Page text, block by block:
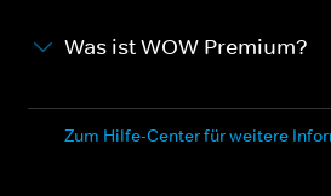
Was ist WOW Premium?
Zum Hilfe-Center für weitere